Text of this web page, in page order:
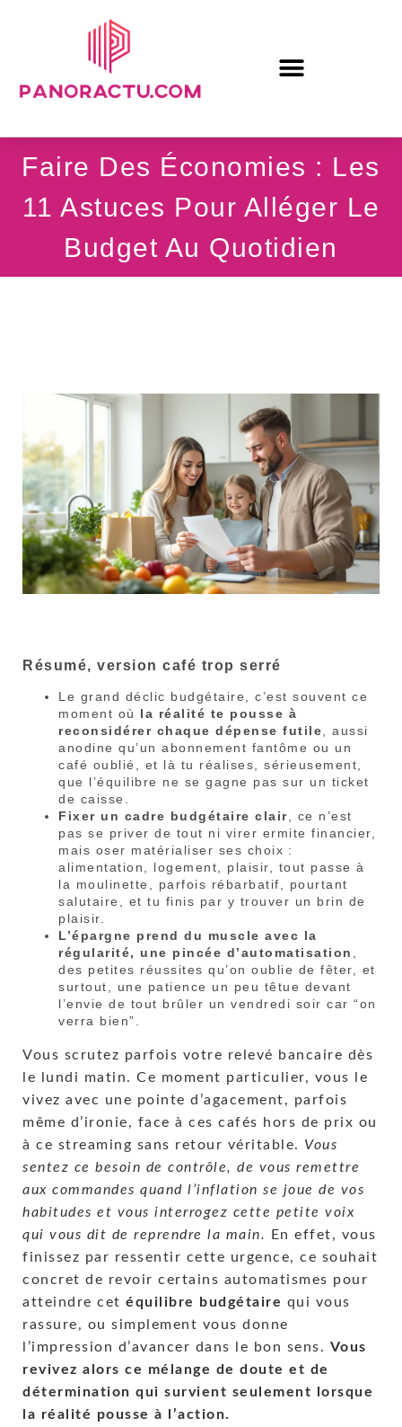
Faire Des Économies : Les
11 Astuces Pour Alléger Le
Budget Au Quotidien
Résumé, version café trop serré
Le grand déclic budgétaire, c’est souvent ce
moment où la réalité te pousse à
reconsidérer chaque dépense futile , aussi
anodine qu’un abonnement fantôme ou un
café oublié, et là tu réalises, sérieusement,
que l’équilibre ne se gagne pas sur un ticket
de caisse.
Fixer un cadre budgétaire clair , ce n’est
pas se priver de tout ni virer ermite financier,
mais oser matérialiser ses choix :
alimentation, logement, plaisir, tout passe à
la moulinette, parfois rébarbatif, pourtant
salutaire, et tu finis par y trouver un brin de
plaisir.
L’épargne prend du muscle avec la
régularité, une pincée d’automatisation
des petites réussites qu’on oublie de fêter, et
surtout, une patience un peu têtue devant
l’envie de tout brûler un vendredi soir car “on
verra bien”.
Vous scrutez parfois votre relevé bancaire dès
le lundi matin. Ce moment particulier, vous le
vivez avec une pointe d’agacement, parfois
même d’ironie, face à ces cafés hors de prix ou
à ce streaming sans retour véritable. Vous
sentez ce besoin de contrôle, de vous remettre
aux commandes quand l’inflation se joue de vos
habitudes et vous interrogez cette petite voix
qui vous dit de reprendre la main.
En effet, vous
finissez par ressentir cette urgence, ce souhait
concret de revoir certains automatismes pour
atteindre cet équilibre budgétaire qui vous
rassure, ou simplement vous donne
l’impression d’avancer dans le bon sens. Vous
revivez alors ce mélange de doute et de
détermination qui survient seulement lorsque
la réalité pousse à l’action.